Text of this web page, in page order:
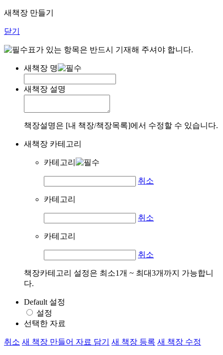
새책장 만들기
닫기
표가 있는 항목은 반드시 기재해 주셔야 합니다.
새책장 명
새책장 설명
책장설명은 [내 책장/책장목록]에서 수정할 수 있습니다.
새책장 카테고리
카테고리
취소
카테고리
취소
카테고리
취소
책장카테고리 설정은 최소1개 ~ 최대3개까지 가능합니
다.
Default 설정
설정
선택한 자료
취소 새 책장 만들어 자료 담기 새 책장 등록 새 책장 수정